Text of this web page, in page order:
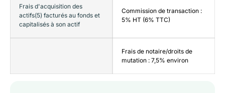
Frais d'acquisition des
actifs(5) facturés au fonds et
capitalisés à son actif
Commission de transaction :
5% HT (6% TTC)
Frais de notaire/droits de
mutation : 7,5% environ